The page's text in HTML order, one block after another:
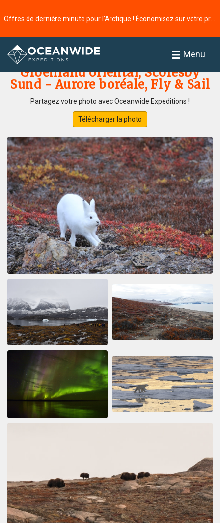
Menu
Accueil
Groenland oriental, Scoresby
Sund - Aurore boréale, Fly & Sail
Partagez votre photo avec Oceanwide Expeditions !
Télécharger la photo